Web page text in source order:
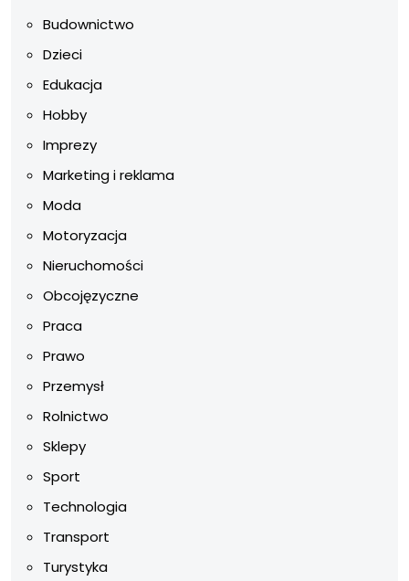
Budownictwo
Dzieci
Edukacja
Hobby
Imprezy
Marketing i reklama
Moda
Motoryzacja
Nieruchomości
Obcojęzyczne
Praca
Prawo
Przemysł
Rolnictwo
Sklepy
Sport
Technologia
Transport
Turystyka